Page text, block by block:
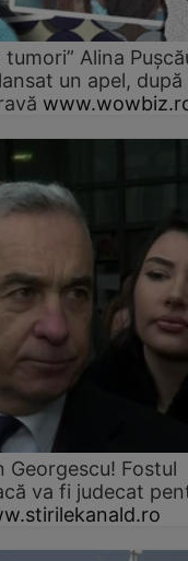
Alina
un apel, după
Georgescu! Fostul
va fi judecat